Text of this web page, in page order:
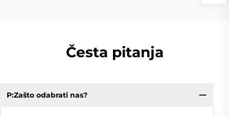
Česta pitanja
P:Zašto odabrati nas?